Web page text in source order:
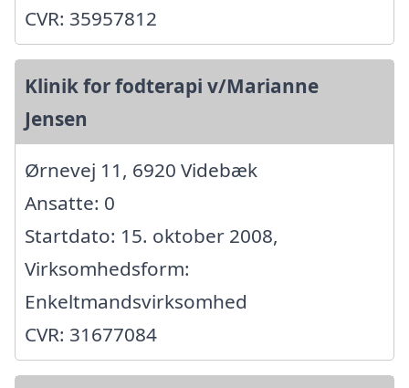
CVR: 35957812
Klinik for fodterapi v/Marianne
Jensen
Ørnevej 11, 6920 Videbæk
Ansatte: 0
Startdato: 15. oktober 2008,
Virksomhedsform:
Enkeltmandsvirksomhed
CVR: 31677084